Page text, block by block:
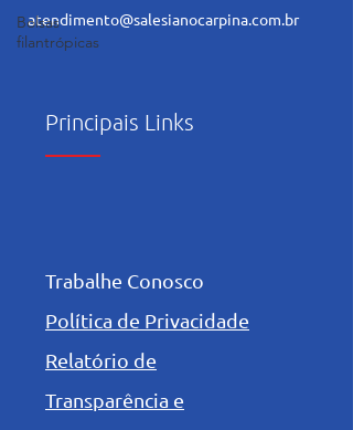
Bolsas
filantrópicas
atendimento@salesianocarpina.com.br
Principais Links
Trabalhe Conosco
Política de Privacidade
Relatório de
Transparência e